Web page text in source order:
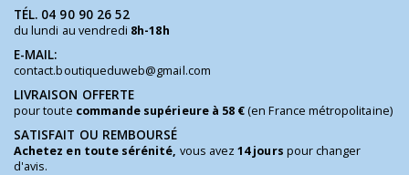
TÉL. 04 90 90 26 52
du lundi au vendredi 8h-18h
E-MAIL:
contact.boutiqueduweb@gmail.com
LIVRAISON OFFERTE
pour toute commande supérieure à 58 €(en France métropolitaine)
SATISFAIT OU REMBOURSÉ
Achetez en toute sérénité, vous avez14 jours pour changer
d'avis.